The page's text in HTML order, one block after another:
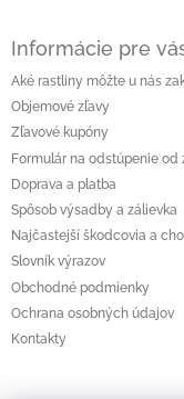
Informácie pre
Aké rastliny môžte u nás
Objemové zľavy
Zľavové kupóny
Formulár na odstúpenie od
Doprava a platba
Spôsob výsadby a zálievka
Najčastejší škodcovia a
Slovník výrazov
Obchodné podmienky
Ochrana osobných údajov
Kontakty